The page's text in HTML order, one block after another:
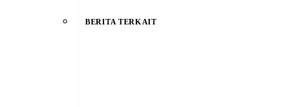
BERITA TERKAIT